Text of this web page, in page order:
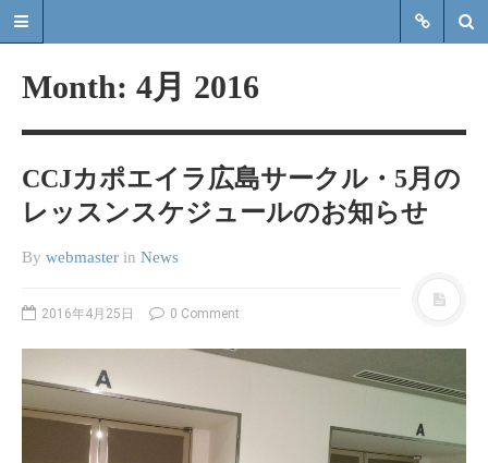
広島県のカポエイラグループ
広島県のカポエイラグループ Mestre
CAPOEIRA 広島オフィシャルHP
動かすのが好きな人、格闘技に興味
ッコよく目立ちたい！…など！一度
体験してみて下さい。
Month: 4月 2016
CCJカポエイラ広島サークル・5月の
レッスンスケジュールのお知らせ
By webmaster in News
2016年4月25日 0 Comment